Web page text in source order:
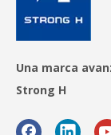
Una marca
Strong H